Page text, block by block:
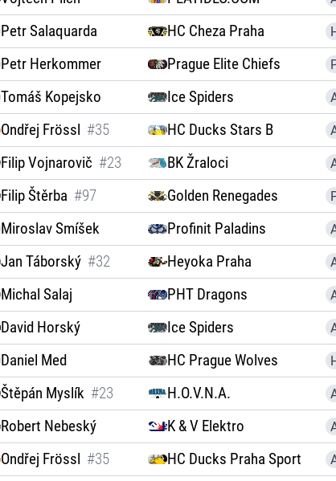
Petr Salaquarda HC Cheza Praha
Petr Herkommer Prague Elite Chiefs
Tomáš Kopejsko Ice Spiders
Ondřej Frössl #35 HC Ducks Stars B
Filip Vojnarovič #23 BK Žraloci
Filip Štěrba #97 Golden Renegades
Miroslav Smíšek Profinit Paladins
Jan Táborský #32 Heyoka Praha
Michal Salaj PHT Dragons
David Horský Ice Spiders
Daniel Med HC Prague Wolves
Štěpán Myslík #23 H.O.V.N.A.
Robert Nebeský K & V Elektro
Ondřej Frössl #35 HC Ducks Praha Sport